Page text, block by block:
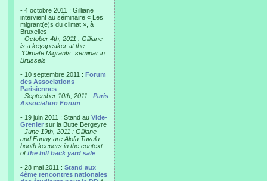
- 4 octobre 2011 : Gilliane
intervient au séminaire « Les
migrant(e)s du climat », à
Bruxelles
- October 4th, 2011 : Gilliane
is a keyspeaker at the
"Climate Migrants" seminar in
Brussels
- 10 septembre 2011 : Forum
des Associations
Parisiennes
- September 10th, 2011 : Paris
Association Forum
- 19 juin 2011 : Stand au Vide-
Grenier sur la Butte Bergeyre
- June 19th, 2011 : Gilliane
and Fanny are Alofa Tuvalu
booth keepers in the context
ofthe hill back yard sale
- 28 mai 2011 : Stand aux
4ème rencontres nationales